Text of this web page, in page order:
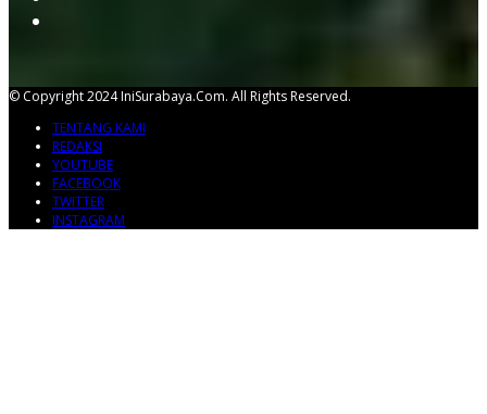
© Copyright 2024 IniSurabaya.com. All Rights Reserved.
TENTANG KAMI
REDAKSI
YOUTUBE
FACEBOOK
TWITTER
INSTAGRAM